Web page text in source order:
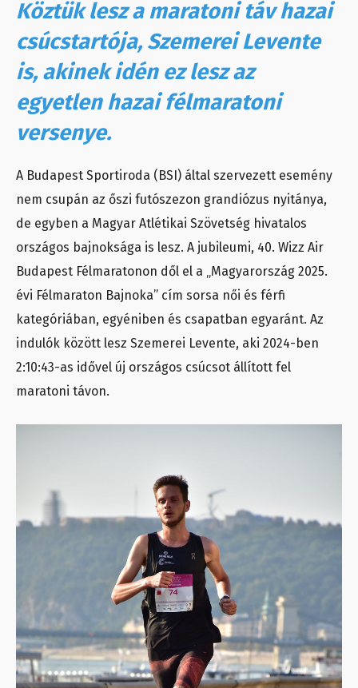
Köztük lesz a maratoni táv hazai
csúcstartója, Szemerei Levente
is, akinek idén ez lesz az
egyetlen hazai félmaratoni
versenye.
A Budapest Sportiroda (BSI) által szervezett esemény
nem csupán az őszi futószezon grandiózus nyitánya,
de egyben a Magyar Atlétikai Szövetség hivatalos
országos bajnoksága is lesz. A jubileumi, 40. Wizz Air
Budapest Félmaratonon dől el a „Magyarország 2025.
évi Félmaraton Bajnoka” cím sorsa női és férfi
kategóriában, egyéniben és csapatban egyaránt. Az
indulók között lesz Szemerei Levente, aki 2024-ben
2:10:43-as idővel új országos csúcsot állított fel
maratoni távon.